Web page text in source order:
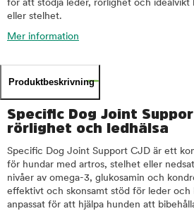
för att stödja leder, rörlighet och idealvikt
eller stelhet.
Mer information
Produktbeskrivning
Specific Dog Joint
rörlighet och ledhälsa
Specific Dog Joint Support CJD är ett
för hundar med artros, stelhet eller
nivåer av omega-3, glukosamin och
effektivt och skonsamt stöd för leder och
anpassat för att hjälpa hunden att